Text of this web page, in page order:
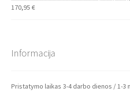
170,95 €
Informacija
Pristatymo laikas 3-4 darbo dienos / 1-3